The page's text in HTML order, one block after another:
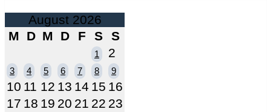
August 2026
M
D M D F S S
1 2
3 4 5 6 7 8 9
10 11 12 13 14 15 16
17 18 19 20 21 22 23